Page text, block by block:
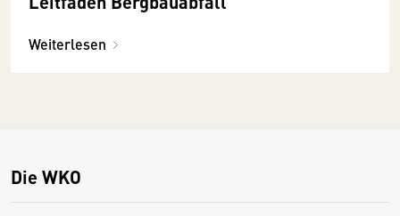
Weiterlesen
Die WKO